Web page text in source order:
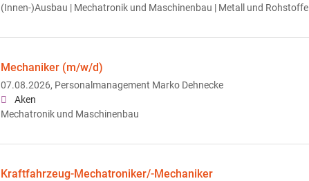
(Innen-)Ausbau | Mechatronik und Maschinenbau | Metall und Rohstoffe
Mechaniker (m/w/d)
07.08.2026, Personalmanagement Marko Dehnecke
Aken
Mechatronik und Maschinenbau
Kraftfahrzeug-Mechatroniker/-Mechaniker